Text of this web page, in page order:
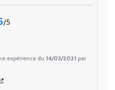
/5
expérience du 14/03/2021 par